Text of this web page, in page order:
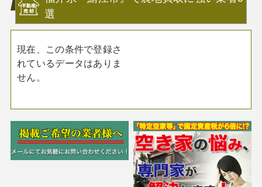
選
現在、この条件で登録さ
れているデータはありま
せん。